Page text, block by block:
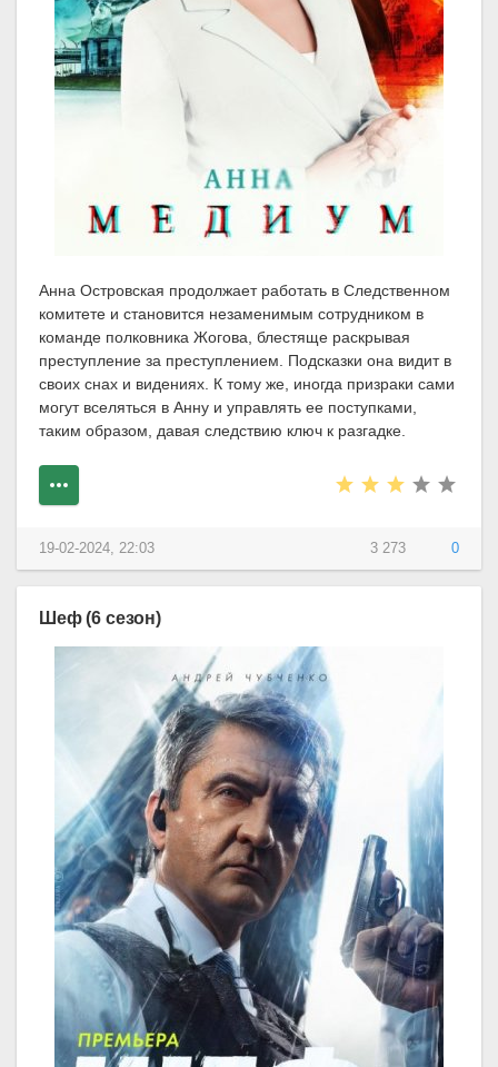
Анна Островская продолжает работать в Следственном
комитете и становится незаменимым сотрудником в
команде полковника Жогова, блестяще раскрывая
преступление за преступлением. Подсказки она видит в
своих снах и видениях. К тому же, иногда призраки сами
могут вселяться в Анну и управлять ее поступками,
таким образом, давая следствию ключ к разгадке.
3 273 0
19-02-2024, 22:03
Шеф (6 сезон)